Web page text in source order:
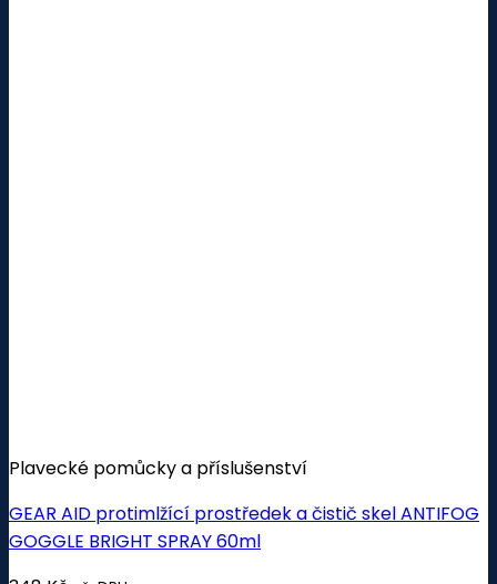
Plavecké pomůcky a příslušenství
GEAR AID protimlžící prostředek a čistič skel ANTIFOG
GOGGLE BRIGHT SPRAY 60ml